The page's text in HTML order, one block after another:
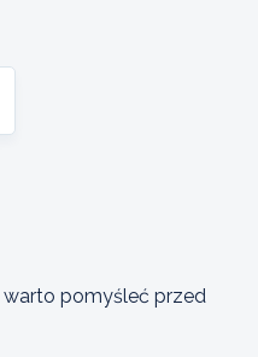
warto pomyśleć przed